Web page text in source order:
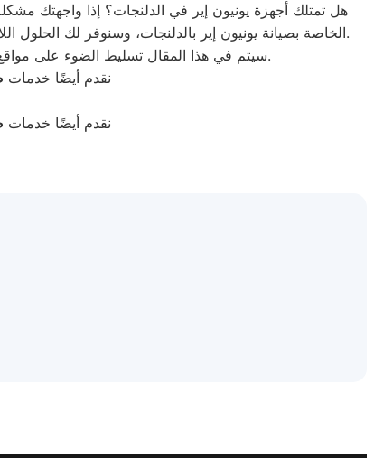
هل تمتلك أجهزة يونيون إير في الدلنجات؟ إذا واجهتك
الخاصة بصيانة يونيون إير بالدلنجات، وسنوفر لك الحلول اللازمة بسرعة وكفاءة. فريقنا متواجد على مدار الساعة لرصد أعطال الأجهزة وتقديم خدمات الصيانة مباشرة إلى منزلك لتوفير الوقت والجهد.
سيتم في هذا المقال تسليط الضوء على مواقع الفروع والخدمات التي تقدمها الشركة لتلبية احتياجات العملاء وحل مشكلات الأعطال التي قد تؤثر على راحة وسلامة الأسرة.
نقدم أيضًا خدمات
نقدم أيضًا خدمات